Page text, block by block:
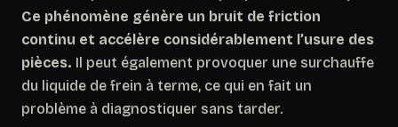
Ce phénomène génère un bruit de friction
continu et accélère considérablement l’usure des
pièces. Il peut également provoquer une surchauffe
du liquide de frein à terme, ce qui en fait un
problème à diagnostiquer sans tarder.